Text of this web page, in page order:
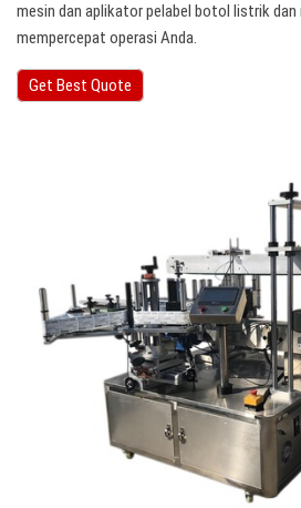
mesin dan aplikator pelabel botol listrik dan
mempercepat operasi Anda.
Get Best Quote